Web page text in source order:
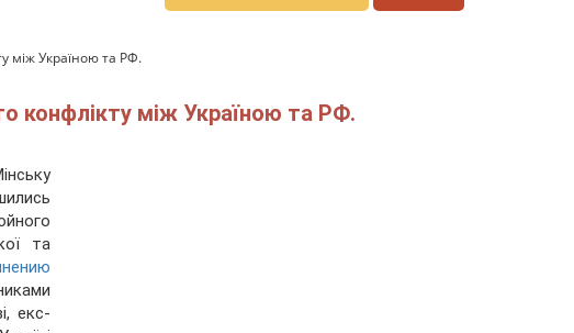
між Україною та РФ.
конфлікту між Україною та РФ.
та
екс-